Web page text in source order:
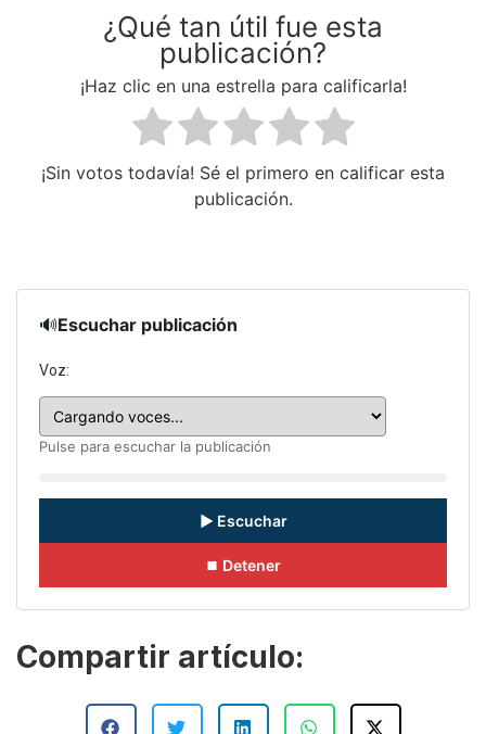
¿Qué tan útil fue esta
publicación?
¡Haz clic en una estrella para calificarla!
¡Sin votos todavía! Sé el primero en calificar esta
publicación.
🔊Escuchar publicación
Voz:
Pulse para escuchar la publicación
▶ Escuchar
⏹ Detener
Compartir artículo: